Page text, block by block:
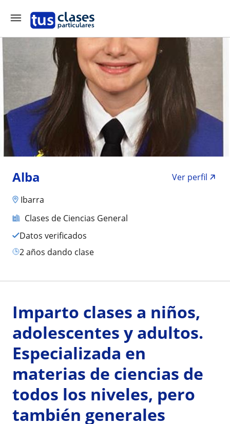
Alba
Ver perfil
Ibarra
Clases de Ciencias General
Datos verificados
2 años dando clase
Imparto clases a niños,
adolescentes y adultos.
Especializada en
materias de ciencias de
todos los niveles, pero
también generales